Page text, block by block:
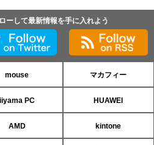
ーして最新情報を手に入れよう
mouse マカフィー
iiyama PC HUAWEI
AMD kintone